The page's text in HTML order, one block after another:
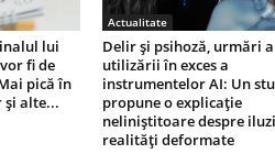
lui
fi de
pică în
și alte...
Actualitate
Delir și psihoză, urmări
utilizării în exces a
instrumentelor AI: Un
propune o explicație
neliniștitoare despre
realități deformate